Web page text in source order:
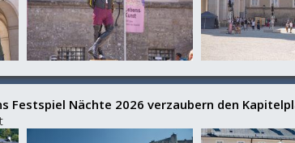
Festspiel Nächte 2026 verzaubern den